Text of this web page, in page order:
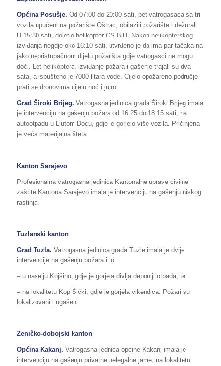
Općina Posušje. Od 07:00 do 20:00 sati, pet vatrogasaca sa tri
vozila upućeni na požarište Oštrac, obilazili požarište i dežurali.
U 15:30 sati, doletio helikopter OS BiH. Nakon helikopterskog
izviđanja negdje oko 16:10 sati, utvrđeno je da ima par tačaka na
jako nepristupačnom dijelu požarišta gdje vatrogasci ne mogu
doći. Let helikoptera, izviđanje požara i gašenje trajali su dva
sata, a ispušteno je 7000 litara vode. Cijelo opožareno područje
prati se dronovima cijelu noć i jutro.
Grad Široki Brijeg. Vatrogasna jedinica grada Široki Brijeg imala
je intervenciju na gašenju požara od 16:25 do 18:15 sati, na
autootpadu u Ljutom Docu, gdje je gorjelo više vozila. Pričinjena
je veća materijalna šteta.
Kanton Sarajevo
Profesionalna vatrogasna jedinica Kantonalne uprave civilne
zaštite Kantona Sarajevo imala je intervenciju na gašenju niskog
rastinja.
Tuzlanski kanton
Grad Tuzla. Vatrogasna jedinica grada Tuzle imala je dvije
intervencije na gašenju požara i to :
– u naselju Kojšino, gdje je gorjela divlja deponiji otpada, te
– na lokalitetu Kop Šićki, gdje je gorjela vikendica. Požari su
lokalizovani i ugašeni.
Zeničko-dobojski kanton
Općina Kakanj. Vatrogasna jednica općine Kakanj imala je
intervenciju na gašenju privatne nelegalne jame, na lokalitetu